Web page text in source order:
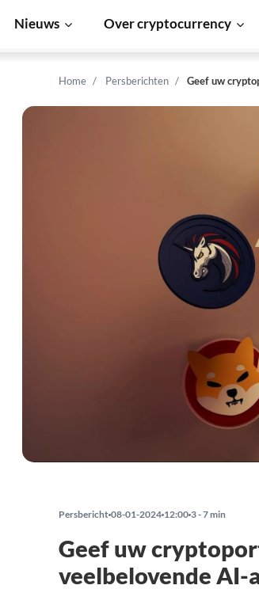
Nieuws Over cryptocurrency
Home Persberichten Geef uw
Persbericht 08-01-2024 12:00 3 - 7 min
Geef uw
veelbelovende AI-